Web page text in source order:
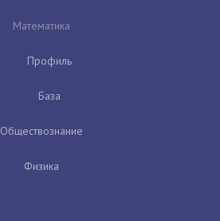
Математика
Профиль
База
Обществознание
Физика